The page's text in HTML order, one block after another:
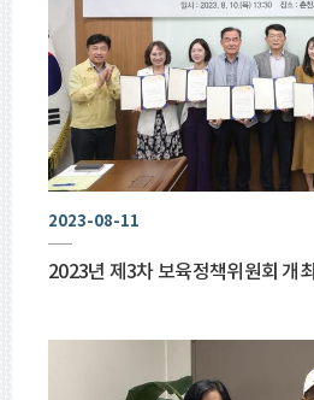
2023-08-11
2023년 제3차 보육정책위원회 개최